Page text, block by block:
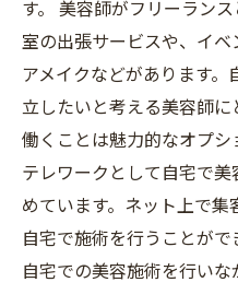
す。 美容師がフリーラン
室の出張サービスや、イ
アメイクなどがあります
立したいと考える美容師
働くことは魅力的なオプシ
テレワークとして自宅で
めています。ネット上で
自宅で施術を行うことがで
自宅での美容施術を行い